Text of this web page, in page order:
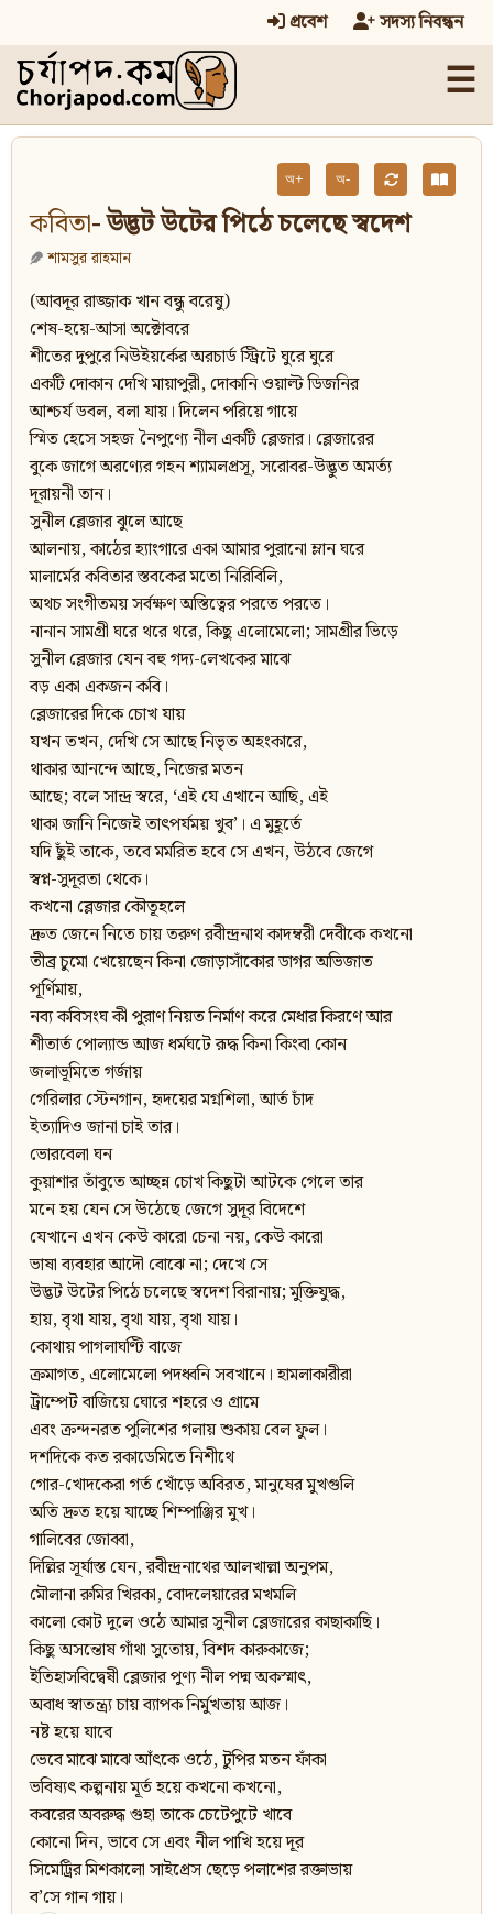
প্রবেশ সদস্য নিবন্ধন
☰
অ+ অ-
কবিতা- উদ্ভট উটের পিঠে চলেছে স্বদেশ
শামসুর রাহমান
(আবদূর রাজ্জাক খান বন্ধু বরেষু)
শেষ-হয়ে-আসা অক্টোবরে
শীতের দুপুরে নিউইয়র্কের অরচার্ড স্ট্রিটে ঘুরে ঘুরে
একটি দোকান দেখি মায়াপুরী, দোকানি ওয়াল্ট ডিজনির
আশ্চর্য ডবল, বলা যায়। দিলেন পরিয়ে গায়ে
স্মিত হেসে সহজ নৈপুণ্যে নীল একটি ব্লেজার। ব্লেজারের
বুকে জাগে অরণ্যের গহন শ্যামলপ্রসূ, সরোবর-উদ্ভুত অমর্ত্য
দূরায়নী তান।
সুনীল ব্লেজার ঝুলে আছে
আলনায়, কাঠের হ্যাংগারে একা আমার পুরানো ম্লান ঘরে
মালার্মের কবিতার স্তবকের মতো নিরিবিলি,
অথচ সংগীতময় সর্বক্ষণ অস্তিত্বের পরতে পরতে।
নানান সামগ্রী ঘরে থরে থরে, কিছু এলোমেলো; সামগ্রীর ভিড়ে
সুনীল ব্লেজার যেন বহু গদ্য-লেখকের মাঝে
বড় একা একজন কবি।
ব্লেজারের দিকে চোখ যায়
যখন তখন, দেখি সে আছে নিভৃত অহংকারে,
থাকার আনন্দে আছে, নিজের মতন
আছে; বলে সান্দ্র স্বরে, ‘এই যে এখানে আছি, এই
থাকা জানি নিজেই তাৎপর্যময় খুব’। এ মুহূর্তে
যদি ছুঁই তাকে, তবে মর্মরিত হবে সে এখন, উঠবে জেগে
স্বপ্ন-সুদূরতা থেকে।
কখনো ব্লেজার কৌতূহলে
দ্রুত জেনে নিতে চায় তরুণ রবীন্দ্রনাথ কাদম্বরী দেবীকে কখনো
তীব্র চুমো খেয়েছেন কিনা জোড়াসাঁকোর ডাগর অভিজাত
পূর্ণিমায়,
নব্য কবিসংঘ কী পুরাণ নিয়ত নির্মাণ করে মেধার কিরণে আর
শীতার্ত পোল্যান্ড আজ ধর্মঘটে রূদ্ধ কিনা কিংবা কোন
জলাভূমিতে গর্জায়
গেরিলার স্টেনগান, হৃদয়ের মগ্নশিলা, আর্ত চাঁদ
ইত্যাদিও জানা চাই তার।
ভোরবেলা ঘন
কুয়াশার তাঁবুতে আচ্ছন্ন চোখ কিছুটা আটকে গেলে তার
মনে হয় যেন সে উঠেছে জেগে সুদূর বিদেশে
যেখানে এখন কেউ কারো চেনা নয়, কেউ কারো
ভাষা ব্যবহার আদৌ বোঝে না; দেখে সে
উদ্ভট উটের পিঠে চলেছে স্বদেশ বিরানায়; মুক্তিযুদ্ধ,
হায়, বৃথা যায়, বৃথা যায়, বৃথা যায়।
কোথায় পাগলাঘণ্টি বাজে
ক্রমাগত, এলোমেলো পদধ্বনি সবখানে। হামলাকারীরা
ট্রাম্পেট বাজিয়ে ঘোরে শহরে ও গ্রামে
এবং ক্রন্দনরত পুলিশের গলায় শুকায় বেল ফুল।
দশদিকে কত রকাডেমিতে নিশীথে
গোর-খোদকেরা গর্ত খোঁড়ে অবিরত, মানুষের মুখগুলি
অতি দ্রুত হয়ে যাচ্ছে শিম্পাঞ্জির মুখ।
গালিবের জোব্বা,
দিল্লির সূর্যাস্ত যেন, রবীন্দ্রনাথের আলখাল্লা অনুপম,
মৌলানা রুমির খিরকা, বোদলেয়ারের মখমলি
কালো কোট দুলে ওঠে আমার সুনীল ব্লেজারের কাছাকাছি।
কিছু অসন্তোষ গাঁথা সুতোয়, বিশদ কারুকাজে;
ইতিহাসবিদ্বেষী ব্লেজার পুণ্য নীল পদ্ম অকস্মাৎ,
অবাধ স্বাতন্ত্র্য চায় ব্যাপক নির্মুখতায় আজ।
নষ্ট হয়ে যাবে
ভেবে মাঝে মাঝে আঁৎকে ওঠে, টুপির মতন ফাঁকা
ভবিষ্যৎ কল্পনায় মূর্ত হয়ে কখনো কখনো,
কবরের অবরুদ্ধ গুহা তাকে চেটেপুটে খাবে
কোনো দিন, ভাবে সে এবং নীল পাখি হয়ে দূর
সিমেট্রির মিশকালো সাইপ্রেস ছেড়ে পলাশের রক্তাভায়
ব’সে গান গায়।